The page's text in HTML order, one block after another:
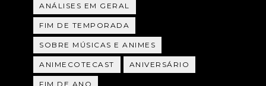
ANÁLISES EM GERAL
FIM DE TEMPORADA
SOBRE MÚSICAS E ANIMES
ANIMECOTECAST ANIVERSÁRIO
FIM DE ANO